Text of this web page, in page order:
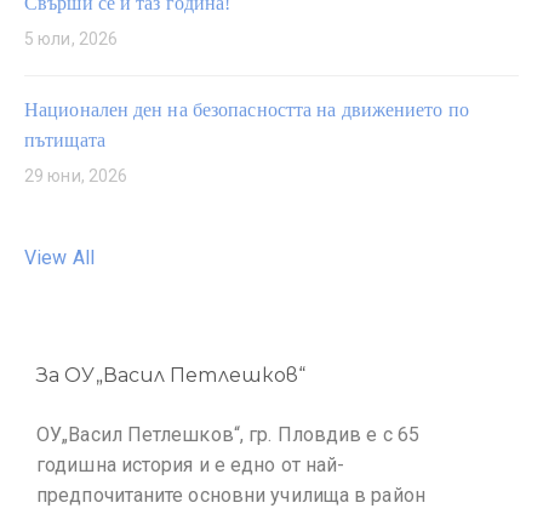
5 юли, 2026
Национален ден на безопасността на движението по
пътищата
29 юни, 2026
View All
За ОУ„Васил Петлешков“
ОУ„Васил Петлешков“, гр. Пловдив е с 65
годишна история и е едно от най-
предпочитаните основни училища в район